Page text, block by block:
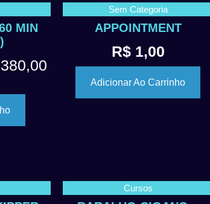
MIN
Sem Categoria
APPOINTMENT
R$1,00
Adicionar Ao Carrinho
Cursos